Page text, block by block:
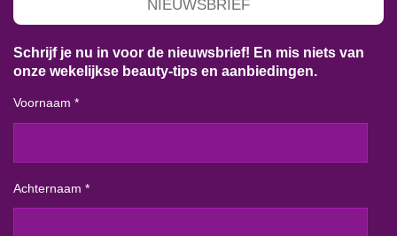
NIEUWSBRIEF
Schrijf je nu in voor de nieuwsbrief! En mis niets van
onze wekelijkse beauty-tips en aanbiedingen.
Voornaam *
Achternaam *